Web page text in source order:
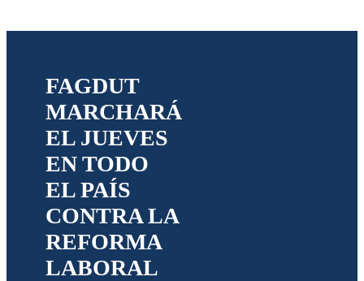
FAGDUT
MARCHARÁ
EL JUEVES
EN TODO
EL PAÍS
CONTRA LA
REFORMA
LABORAL